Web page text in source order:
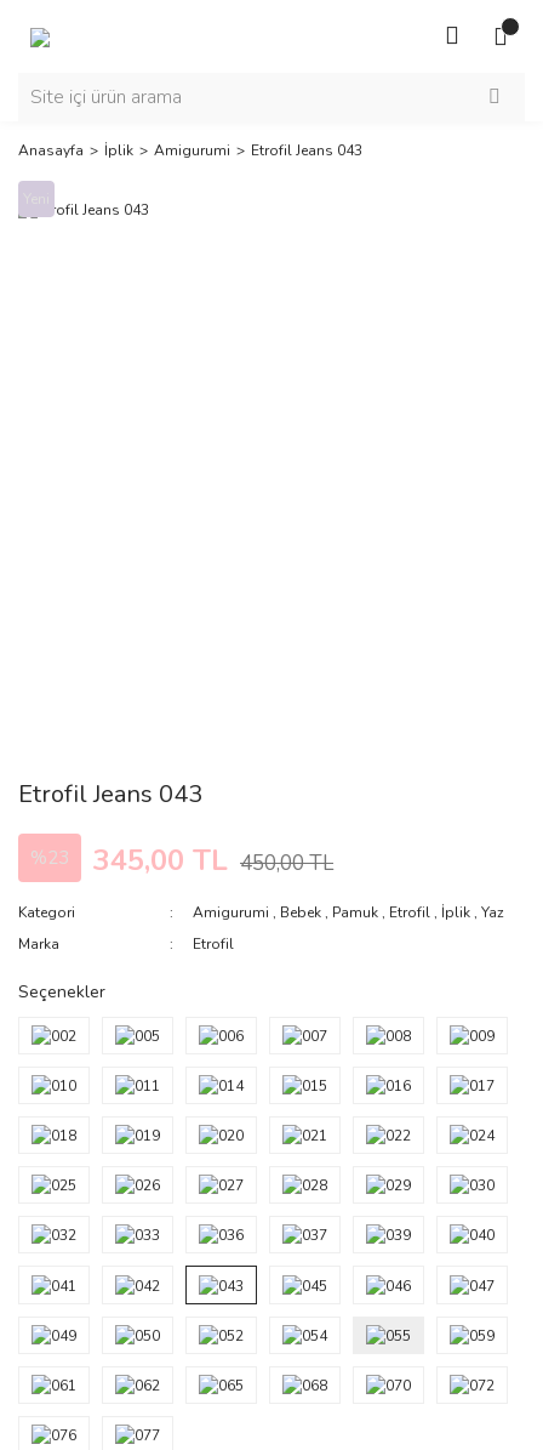
Anasayfa İplik Amigurumi Etrofil Jeans 043
Etrofil Jeans 043
%23 345,00 TL 450,00 TL
Kategori Amigurumi , Bebek , Pamuk , Etrofil, İplik ,Yaz
Marka
Etrofil
Seçenekler